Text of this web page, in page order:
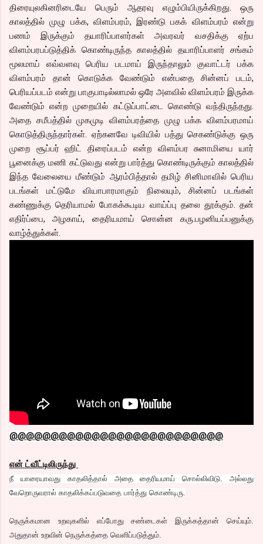
திரையுலகினரிடையே பெரும் ஆதரவு எழும்பியிருக்கிறது. ஒரு
காலத்தில் முழு பக்க, விளம்பரம், இரண்டு பகக் விளம்பரம் என்று
பணம் இருக்கும் தயாரிப்பாளர்கள் அவரவர் வசதிக்கு ஏற்ப
விளம்பரபப்டுத்திக் கொண்டிருந்த காலத்தில் தயாரிப்பாளர் சங்கம்
மூலமாய் எவ்வளவு பெரிய படமாய் இருந்தாலும் குவாட்டர் பக்க
விளம்பரம் தான் கொடுக்க வேண்டும் என்பதை சின்னப் படம்,
பெரியப்படம் என்று பாகுபாடில்லாமல் ஒரே அளவில் விளம்பரம் இருக்க
வேண்டும் என்ற முறையில் கட்டுப்பாட்டை கொண்டு வந்திருந்தது.
அதை சமீபத்தில் முகமுடி விளம்பரத்தை முழு பக்க விளம்பரமாய்
கொடுத்திருந்தார்கள். ஏற்கனவே டிவியில் பத்து செகண்டுக்கு ஒரு
முறை சூப்பர் ஹிட் திரைப்படம் என்ற விளம்பர சுனாமியை யார்
பூனைக்கு மணி கட்டுவது என்று பார்த்து கொண்டிருக்கும் காலத்தில்
இந்த வேலையை மீண்டும் ஆரம்பித்தால் தமிழ் சினிமாவில் பெரிய
படங்கள் மட்டுமே வியாபாரமாகும் நிலையும், சின்னப் படங்கள்
கண்ணுக்கு தெரியாமல் போகக்கூடிய வாய்ப்பு தலை தூக்கும். தன்
எதிர்ப்பை, அழகாய், தைரியமாய் சொன்ன கரு.பழனியப்பனுக்கு
வாழ்த்துக்கள்.
@@@@@@@@@@@@@@@@@@@@@@@@@@
என் ட்வீட்டிலிருந்து
நீ யாரையாவது காதலித்தால் அதை தைரியமாய் சொல்லிவிடு. அல்லது
வேறொருவரால் காதலிக்கப்படுவதை பார்த்து கொண்டிரு.
நெருக்கமான உறவுகளில் எப்போது சண்டைகள் இருக்கத்தான் செய்யும்.
அதுதான் உறவின் நெருக்கத்தை வெளிப்படுத்தும்.